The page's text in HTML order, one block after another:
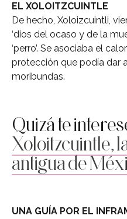
EL XOLOITZCUINTLE
De hecho, Xoloizcuintli,
‘dios del ocaso y de la
‘perro’. Se asociaba el
protección que podía dar
moribundas.
Quizá te
Xoloitzcuintle,
antigua de
UNA GUÍA POR EL